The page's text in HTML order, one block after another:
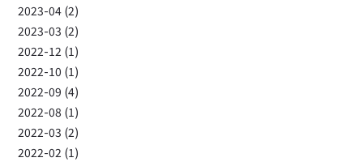
2023-04 (2)
2023-03 (2)
2022-12 (1)
2022-10 (1)
2022-09 (4)
2022-08 (1)
2022-03 (2)
2022-02 (1)